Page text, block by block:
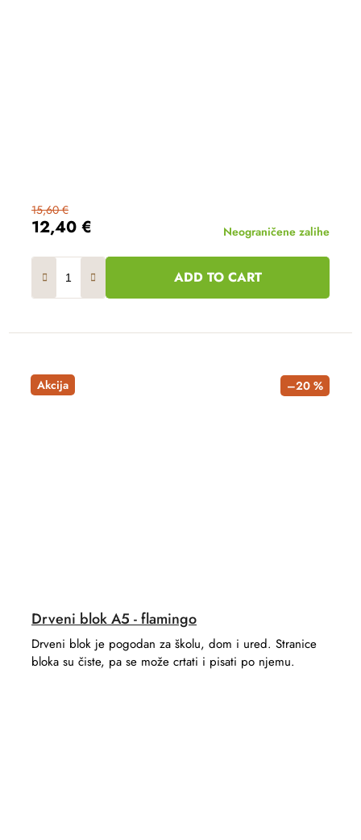
12,40 €
15,60 €
Neograničene zalihe
ADD TO CART
Akcija –20 %
Drveni blok A5 - flamingo
Drveni blok je pogodan za školu, dom i ured. Stranice
bloka su čiste, pa se može crtati i pisati po njemu.